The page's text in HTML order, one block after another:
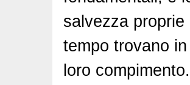
salvezza
tempo trovano
loro compimento.